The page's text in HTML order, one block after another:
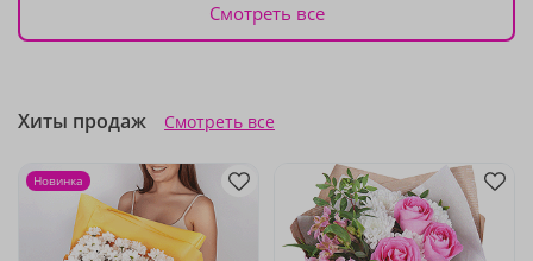
Смотреть все
Хиты продаж Смотреть все
Новинка